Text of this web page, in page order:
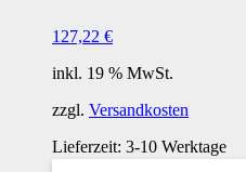
127,22 €
inkl. 19 % MwSt.
zzgl. Versandkosten
Lieferzeit: 3-10 Werktage